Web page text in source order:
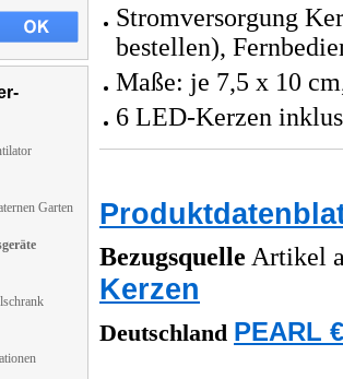
Garten
Stromversorgung
bestellen),
Maße: je 7,5 x 10
6 LED-Kerzen
Bezugsquelle Artikel
Kerzen
Deutschland PEARL